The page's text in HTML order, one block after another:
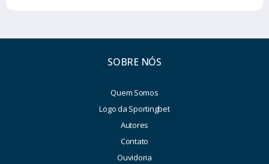
SOBRE NÓS
Quem Somos
Logo da Sportingbet
Autores
Contato
Ouvidoria